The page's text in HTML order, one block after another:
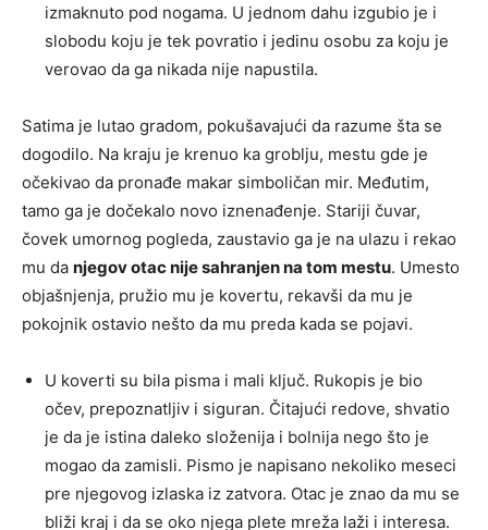
izmaknuto pod nogama. U jednom dahu izgubio je i
slobodu koju je tek povratio i jedinu osobu za koju je
verovao da ga nikada nije napustila.
Satima je lutao gradom, pokušavajući da razume šta se
dogodilo. Na kraju je krenuo ka groblju, mestu gde je
očekivao da pronađe makar simboličan mir. Međutim,
tamo ga je dočekalo novo iznenađenje. Stariji čuvar,
čovek umornog pogleda, zaustavio ga je na ulazu i rekao
mu da njegov otac nije sahranjen na tom mestu. Umesto
objašnjenja, pružio mu je kovertu, rekavši da mu je
pokojnik ostavio nešto da mu preda kada se pojavi.
U koverti su bila pisma i mali ključ. Rukopis je bio
očev, prepoznatljiv i siguran. Čitajući redove, shvatio
je da je istina daleko složenija i bolnija nego što je
mogao da zamisli. Pismo je napisano nekoliko meseci
pre njegovog izlaska iz zatvora. Otac je znao da mu se
bliži kraj i da se oko njega plete mreža laži i interesa.